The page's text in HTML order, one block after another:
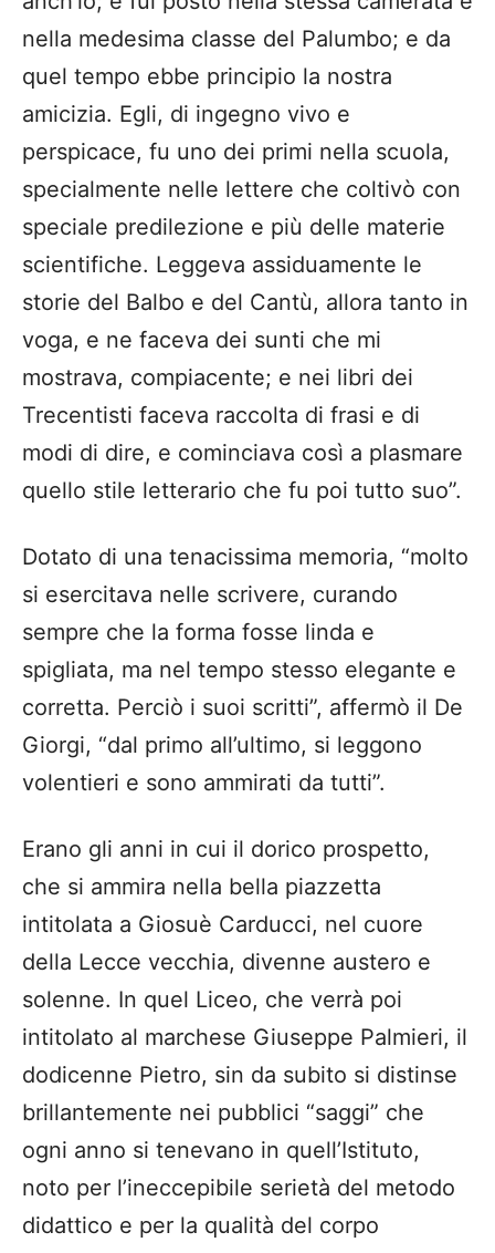
nella medesima classe del Palumbo; e da
quel tempo ebbe principio la nostra
amicizia. Egli, di ingegno vivo e
perspicace, fu uno dei primi nella scuola,
specialmente nelle lettere che coltivò con
speciale predilezione e più delle materie
scientifiche. Leggeva assiduamente le
storie del Balbo e del Cantù, allora tanto in
voga, e ne faceva dei sunti che mi
mostrava, compiacente; e nei libri dei
Trecentisti faceva raccolta di frasi e di
modi di dire, e cominciava così a plasmare
quello stile letterario che fu poi tutto suo”.
Dotato di una tenacissima memoria, “molto
si esercitava nelle scrivere, curando
sempre che la forma fosse linda e
spigliata, ma nel tempo stesso elegante e
corretta. Perciò i suoi scritti”, affermò il De
Giorgi, “dal primo all’ultimo, si leggono
volentieri e sono ammirati da tutti”.
Erano gli anni in cui il dorico prospetto,
che si ammira nella bella piazzetta
intitolata a Giosuè Carducci, nel cuore
della Lecce vecchia, divenne austero e
solenne. In quel Liceo, che verrà poi
intitolato al marchese Giuseppe Palmieri, il
dodicenne Pietro, sin da subito si distinse
brillantemente nei pubblici “saggi” che
ogni anno si tenevano in quell’Istituto,
noto per l’ineccepibile serietà del metodo
didattico e per la qualità del corpo